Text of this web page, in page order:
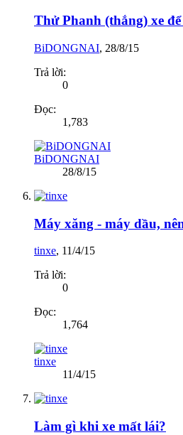
Thử Phanh (thắng) xe
BiDONGNAI, 28/8/15
Trả lời:
0
Đọc:
1,783
BiDONGNAI
28/8/15
Máy xăng - máy dầu,
tinxe, 11/4/15
Trả lời:
0
Đọc:
1,764
tinxe
11/4/15
Làm gì khi xe mất lái?